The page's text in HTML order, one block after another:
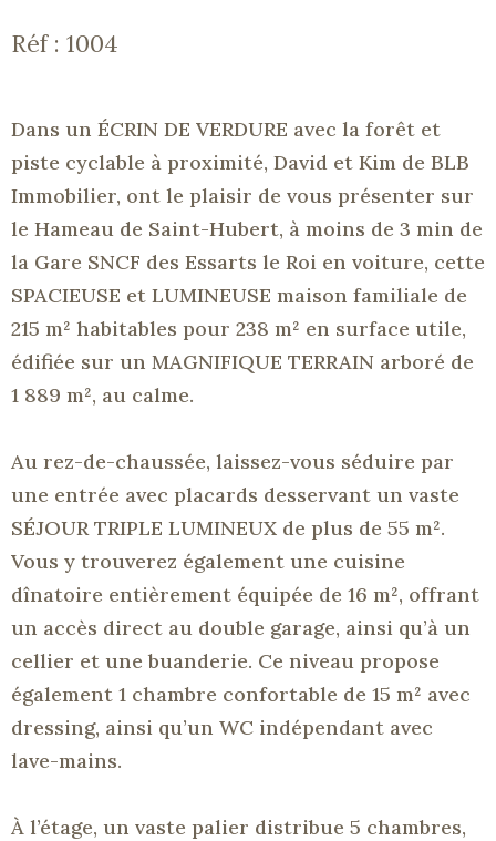
Réf : 1004
Dans un ÉCRIN DE VERDURE avec la forêt et
piste cyclable à proximité, David et Kim de BLB
Immobilier, ont le plaisir de vous présenter sur
le Hameau de Saint-Hubert, à moins de 3 min de
la Gare SNCF des Essarts le Roi en voiture, cette
SPACIEUSE et LUMINEUSE maison familiale de
215 m² habitables pour 238 m² en surface utile,
édifiée sur un MAGNIFIQUE TERRAIN arboré de
1 889 m², au calme.
Au rez-de-chaussée, laissez-vous séduire par
une entrée avec placards desservant un vaste
SÉJOUR TRIPLE LUMINEUX de plus de 55 m².
Vous y trouverez également une cuisine
dînatoire entièrement équipée de 16 m², offrant
un accès direct au double garage, ainsi qu’à un
cellier et une buanderie. Ce niveau propose
également 1 chambre confortable de 15 m² avec
dressing, ainsi qu’un WC indépendant avec
lave-mains.
À l’étage, un vaste palier distribue 5 chambres,